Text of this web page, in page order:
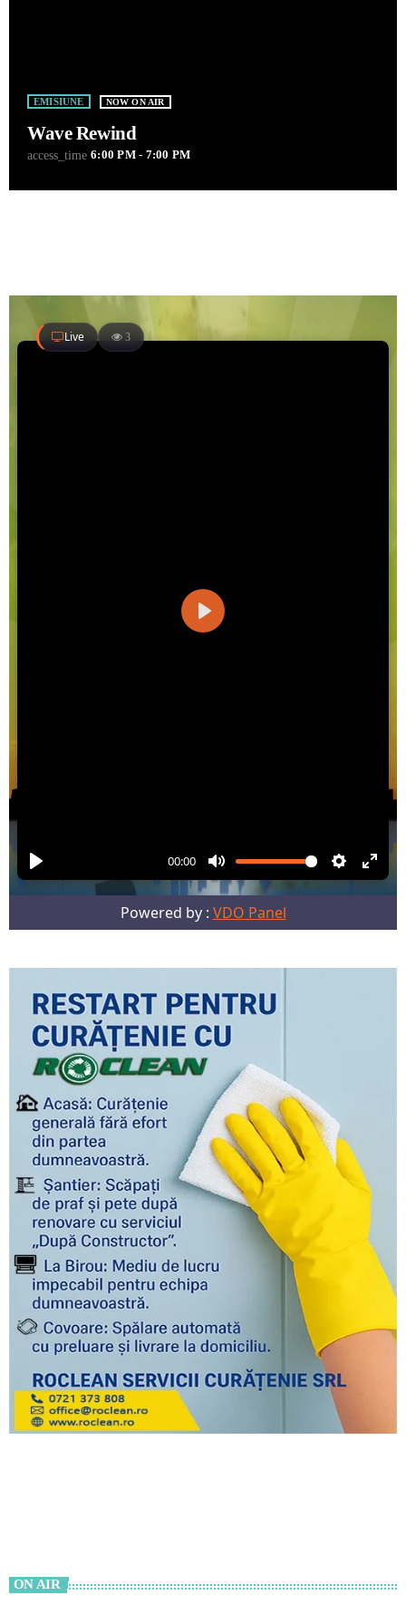
EMISIUNE NOW ON AIR
Wave Rewind
access_time 6:00 PM - 7:00 PM
ON AIR